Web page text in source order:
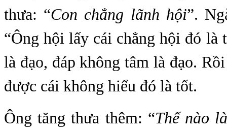
thưa: “Con chẳng lãnh hội”.
“Ông hội lấy cái chẳng hội đó là
là đạo, đáp không tâm là đạo.
được cái không hiểu đó là tốt.
Ông tăng thưa thêm: “Thế nào